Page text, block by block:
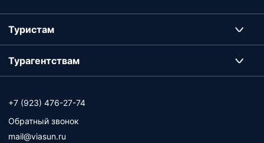
Туристам
Турагентствам
+7 (923) 476-27-74
Обратный звонок
mail@viasun.ru